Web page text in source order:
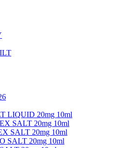
LIQUID 20mg 10ml
SALT 20mg 10ml
SALT 20mg 10ml
SALT 20mg 10ml